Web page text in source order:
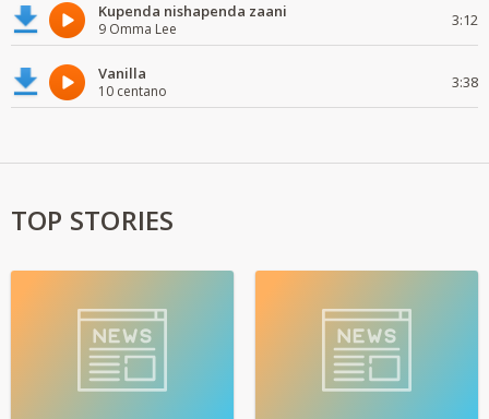
Kupenda nishapenda zaani
9 Omma Lee 3:12
Vanilla
10 centano 3:38
TOP STORIES